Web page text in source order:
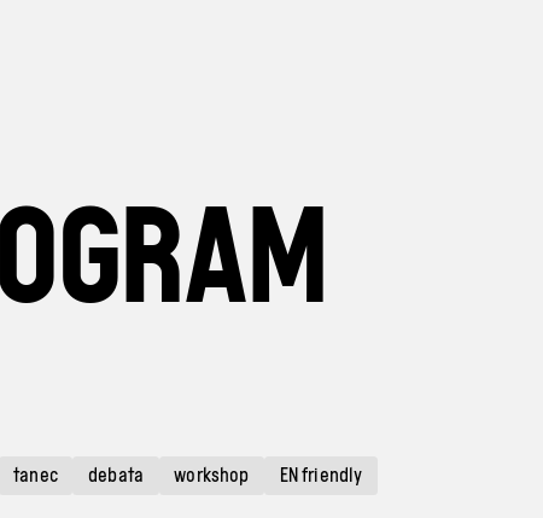
tanec debata workshop EN friendly